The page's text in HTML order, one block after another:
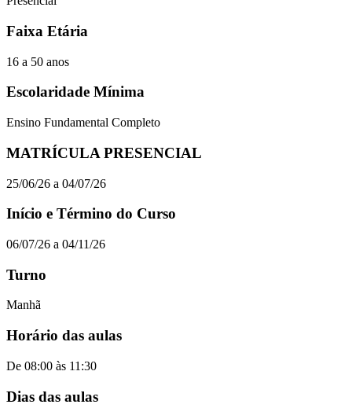
Faixa Etária
16 a 50 anos
Escolaridade Mínima
Ensino Fundamental Completo
MATRÍCULA PRESENCIAL
25/06/26 a 04/07/26
Início e Término do Curso
06/07/26 a 04/11/26
Turno
Manhã
Horário das aulas
De 08:00 às 11:30
Dias das aulas